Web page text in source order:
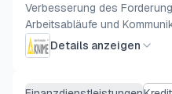
Verbesserung des
Arbeitsabläufe und
Details anzeigen